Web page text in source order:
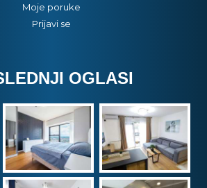
Moje poruke
Prijavi se
OGLASI